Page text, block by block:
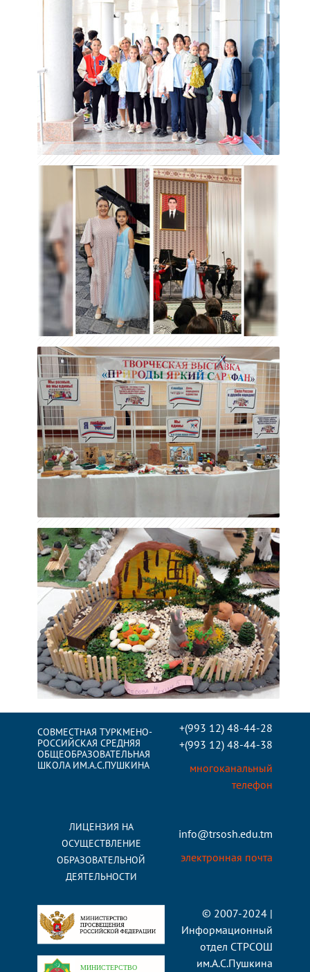
СОВМЕСТНАЯ ТУРКМЕНО-
РОССИЙСКАЯ СРЕДНЯЯ
ОБЩЕОБРАЗОВАТЕЛЬНАЯ
ШКОЛА ИМ.А.С.ПУШКИНА
ЛИЦЕНЗИЯ НА
ОСУЩЕСТВЛЕНИЕ
ОБРАЗОВАТЕЛЬНОЙ
ДЕЯТЕЛЬНОСТИ
+(993 12) 48-44-28
+(993 12) 48-44-38
многоканальный
телефон
info@trsosh.edu.tm
электронная почта
© 2007-2024 |
Информационный
отдел СТРСОШ
им.А.С.Пушкина